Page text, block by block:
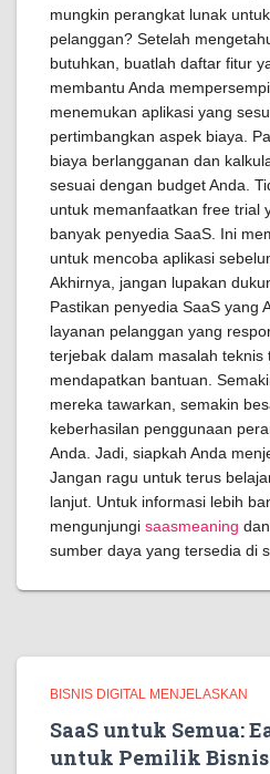
mungkin perangkat lunak
pelanggan? Setelah
butuhkan, buatlah daftar fitur
membantu Anda
menemukan aplikasi yang
pertimbangkan aspek biaya.
biaya berlangganan dan
sesuai dengan budget Anda.
untuk memanfaatkan free trial
banyak penyedia SaaS. Ini
untuk mencoba aplikasi
Akhirnya, jangan lupakan
Pastikan penyedia SaaS yang
layanan pelanggan yang
terjebak dalam masalah teknis
mendapatkan bantuan.
mereka tawarkan, semakin
keberhasilan penggunaan
Anda. Jadi, siapkah Anda
Jangan ragu untuk terus
lanjut. Untuk informasi lebih
mengunjungi saasmeaning
sumber daya yang tersedia di
BISNIS DIGITAL MENJELASKAN
SaaS untuk Semua:
untuk Pemilik Bisnis